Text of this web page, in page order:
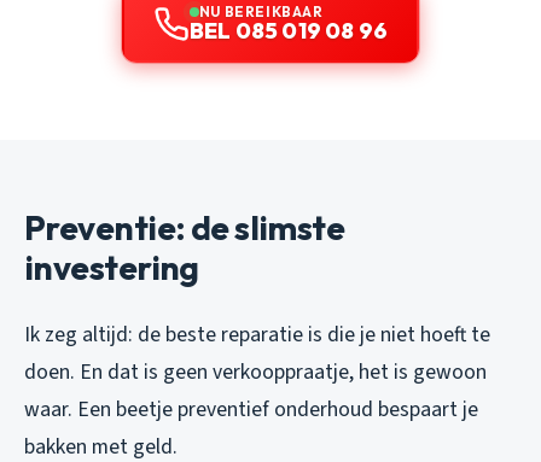
NU BEREIKBAAR
BEL 085 019 08 96
Preventie: de slimste
investering
Ik zeg altijd: de beste reparatie is die je niet hoeft te
doen. En dat is geen verkooppraatje, het is gewoon
waar. Een beetje preventief onderhoud bespaart je
bakken met geld.